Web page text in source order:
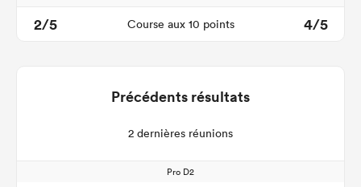
2/5
Course aux 10 points 4/5
Précédents résultats
2 dernières réunions
Pro D2